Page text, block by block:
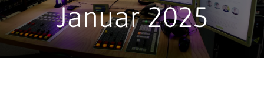
Januar 2025